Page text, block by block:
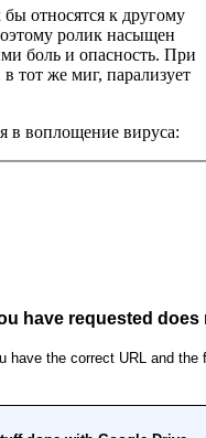
относятся к другому
ролик насыщен
боль и опасность. При
тот же миг, парализует
в воплощение вируса: